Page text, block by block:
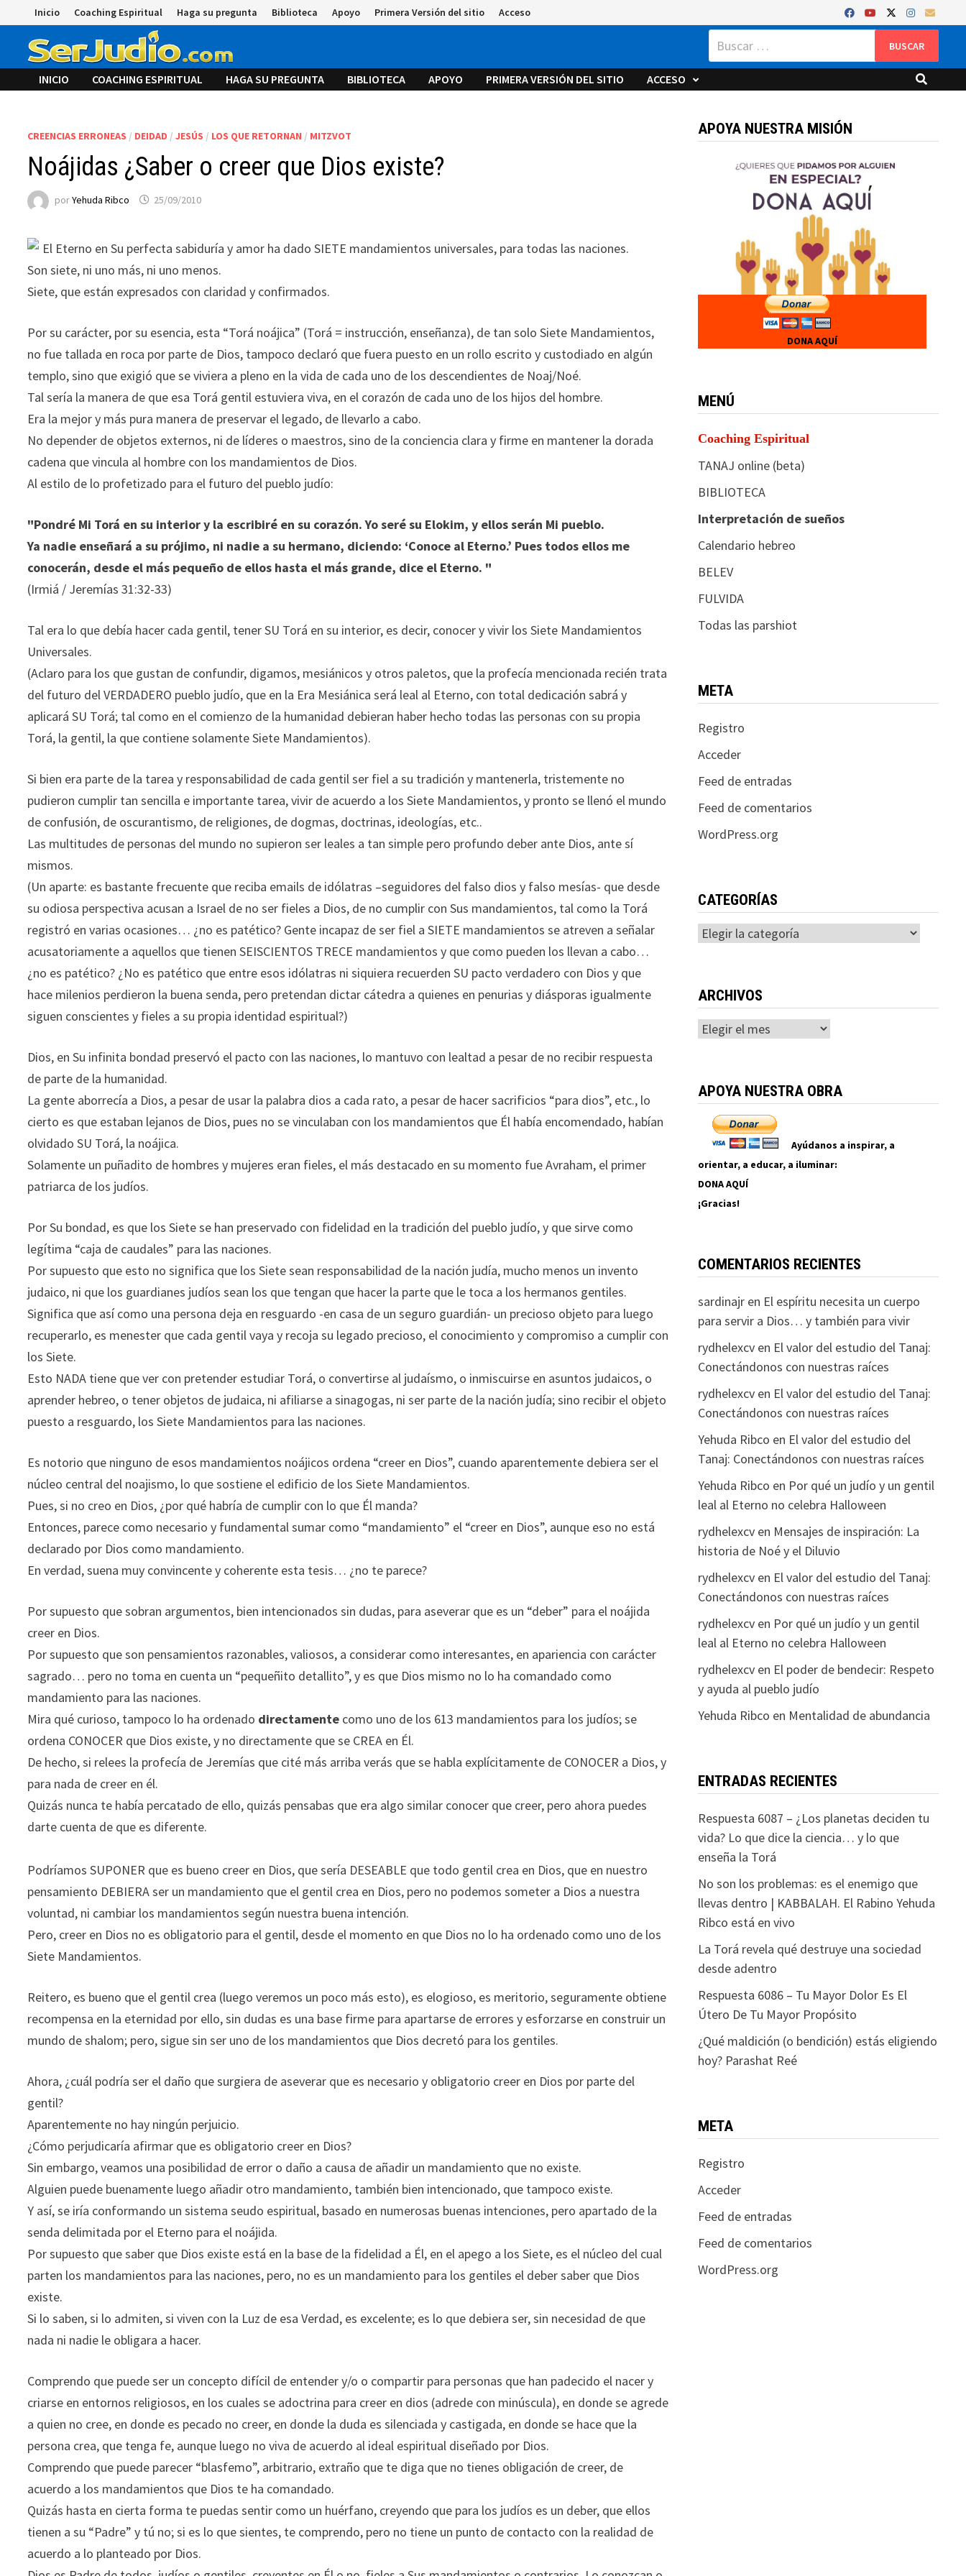
al
contenido
Inicio Coaching Espiritual Haga su pregunta Biblioteca Apoyo Primera Versión del sitio Acceso
Buscar:
INICIO COACHING ESPIRITUAL HAGA SU PREGUNTA BIBLIOTECA APOYO PRIMERA VERSIÓN DEL SITIO ACCESO
CREENCIAS ERRONEAS / DEIDAD /JESÚS / LOS QUE RETORNAN / MITZVOT
Noájidas ¿Saber o creer que Dios existe?
porYehuda Ribco 25/09/2010
El Eterno en Su perfecta sabiduría y amor ha dado SIETE mandamientos universales, para todas las naciones.
Son siete, ni uno más, ni uno menos.
Siete, que están expresados con claridad y confirmados.
Por su carácter, por su esencia, esta “Torá noájica” (Torá = instrucción, enseñanza), de tan solo Siete Mandamientos,
no fue tallada en roca por parte de Dios, tampoco declaró que fuera puesto en un rollo escrito y custodiado en algún
templo, sino que exigió que se viviera a pleno en la vida de cada uno de los descendientes de Noaj/Noé.
Tal sería la manera de que esa Torá gentil estuviera viva, en el corazón de cada uno de los hijos del hombre.
Era la mejor y más pura manera de preservar el legado, de llevarlo a cabo.
No depender de objetos externos, ni de líderes o maestros, sino de la conciencia clara y firme en mantener la dorada
cadena que vincula al hombre con los mandamientos de Dios.
Al estilo de lo profetizado para el futuro del pueblo judío:
"Pondré Mi Torá en su interior y la escribiré en su corazón. Yo seré su Elokim, y ellos serán Mi pueblo.
Ya nadie enseñará a su prójimo, ni nadie a su hermano, diciendo: ‘Conoce al Eterno.’ Pues todos ellos me
conocerán, desde el más pequeño de ellos hasta el más grande, dice el Eterno. "
(Irmiá / Jeremías 31:32-33)
Tal era lo que debía hacer cada gentil, tener SU Torá en su interior, es decir, conocer y vivir los Siete Mandamientos
Universales.
(Aclaro para los que gustan de confundir, digamos, mesiánicos y otros paletos, que la profecía mencionada recién trata
del futuro del VERDADERO pueblo judío, que en la Era Mesiánica será leal al Eterno, con total dedicación sabrá y
aplicará SU Torá; tal como en el comienzo de la humanidad debieran haber hecho todas las personas con su propia
Torá, la gentil, la que contiene solamente Siete Mandamientos).
Si bien era parte de la tarea y responsabilidad de cada gentil ser fiel a su tradición y mantenerla, tristemente no
pudieron cumplir tan sencilla e importante tarea, vivir de acuerdo a los Siete Mandamientos, y pronto se llenó el mundo
de confusión, de oscurantismo, de religiones, de dogmas, doctrinas, ideologías, etc..
Las multitudes de personas del mundo no supieron ser leales a tan simple pero profundo deber ante Dios, ante sí
mismos.
(Un aparte: es bastante frecuente que reciba emails de idólatras –seguidores del falso dios y falso mesías- que desde
su odiosa perspectiva acusan a Israel de no ser fieles a Dios, de no cumplir con Sus mandamientos, tal como la Torá
registró en varias ocasiones… ¿no es patético? Gente incapaz de ser fiel a SIETE mandamientos se atreven a señalar
acusatoriamente a aquellos que tienen SEISCIENTOS TRECE mandamientos y que como pueden los llevan a cabo…
¿no es patético? ¿No es patético que entre esos idólatras ni siquiera recuerden SU pacto verdadero con Dios y que
hace milenios perdieron la buena senda, pero pretendan dictar cátedra a quienes en penurias y diásporas igualmente
siguen conscientes y fieles a su propia identidad espiritual?)
Dios, en Su infinita bondad preservó el pacto con las naciones, lo mantuvo con lealtad a pesar de no recibir respuesta
de parte de la humanidad.
La gente aborrecía a Dios, a pesar de usar la palabra dios a cada rato, a pesar de hacer sacrificios “para dios”, etc., lo
cierto es que estaban lejanos de Dios, pues no se vinculaban con los mandamientos que Él había encomendado, habían
olvidado SU Torá, la noájica.
Solamente un puñadito de hombres y mujeres eran fieles, el más destacado en su momento fue Avraham, el primer
patriarca de los judíos.
Por Su bondad, es que los Siete se han preservado con fidelidad en la tradición del pueblo judío, y que sirve como
legítima “caja de caudales” para las naciones.
Por supuesto que esto no significa que los Siete sean responsabilidad de la nación judía, mucho menos un invento
judaico, ni que los guardianes judíos sean los que tengan que hacer la parte que le toca a los hermanos gentiles.
Significa que así como una persona deja en resguardo -en casa de un seguro guardián- un precioso objeto para luego
recuperarlo, es menester que cada gentil vaya y recoja su legado precioso, el conocimiento y compromiso a cumplir con
los Siete.
Esto NADA tiene que ver con pretender estudiar Torá, o convertirse al judaísmo, o inmiscuirse en asuntos judaicos, o
aprender hebreo, o tener objetos de judaica, ni afiliarse a sinagogas, ni ser parte de la nación judía; sino recibir el objeto
puesto a resguardo, los Siete Mandamientos para las naciones.
Es notorio que ninguno de esos mandamientos noájicos ordena “creer en Dios”, cuando aparentemente debiera ser el
núcleo central del noajismo, lo que sostiene el edificio de los Siete Mandamientos.
Pues, si no creo en Dios, ¿por qué habría de cumplir con lo que Él manda?
Entonces, parece como necesario y fundamental sumar como “mandamiento” el “creer en Dios”, aunque eso no está
declarado por Dios como mandamiento.
En verdad, suena muy convincente y coherente esta tesis… ¿no te parece?
Por supuesto que sobran argumentos, bien intencionados sin dudas, para aseverar que es un “deber” para el noájida
creer en Dios.
Por supuesto que son pensamientos razonables, valiosos, a considerar como interesantes, en apariencia con carácter
sagrado… pero no toma en cuenta un “pequeñito detallito”, y es que Dios mismo no lo ha comandado como
mandamiento para las naciones.
Mira qué curioso, tampoco lo ha ordenado directamente como uno de los 613 mandamientos para los judíos; se
ordena CONOCER que Dios existe, y no directamente que se CREA en Él.
De hecho, si relees la profecía de Jeremías que cité más arriba verás que se habla explícitamente de CONOCER a Dios, y
para nada de creer en él.
Quizás nunca te había percatado de ello, quizás pensabas que era algo similar conocer que creer, pero ahora puedes
darte cuenta de que es diferente.
Podríamos SUPONER que es bueno creer en Dios, que sería DESEABLE que todo gentil crea en Dios, que en nuestro
pensamiento DEBIERA ser un mandamiento que el gentil crea en Dios, pero no podemos someter a Dios a nuestra
voluntad, ni cambiar los mandamientos según nuestra buena intención.
Pero, creer en Dios no es obligatorio para el gentil, desde el momento en que Dios no lo ha ordenado como uno de los
Siete Mandamientos.
Reitero, es bueno que el gentil crea (luego veremos un poco más esto), es elogioso, es meritorio, seguramente obtiene
recompensa en la eternidad por ello, sin dudas es una base firme para apartarse de errores y esforzarse en construir un
mundo de shalom; pero, sigue sin ser uno de los mandamientos que Dios decretó para los gentiles.
Ahora, ¿cuál podría ser el daño que surgiera de aseverar que es necesario y obligatorio creer en Dios por parte del
gentil?
Aparentemente no hay ningún perjuicio.
¿Cómo perjudicaría afirmar que es obligatorio creer en Dios?
Sin embargo, veamos una posibilidad de error o daño a causa de añadir un mandamiento que no existe.
Alguien puede buenamente luego añadir otro mandamiento, también bien intencionado, que tampoco existe.
Y así, se iría conformando un sistema seudo espiritual, basado en numerosas buenas intenciones, pero apartado de la
senda delimitada por el Eterno para el noájida.
Por supuesto que saber que Dios existe está en la base de la fidelidad a Él, en el apego a los Siete, es el núcleo del cual
parten los mandamientos para las naciones, pero, no es un mandamiento para los gentiles el deber saber que Dios
existe.
Si lo saben, si lo admiten, si viven con la Luz de esa Verdad, es excelente; es lo que debiera ser, sin necesidad de que
nada ni nadie le obligara a hacer.
Comprendo que puede ser un concepto difícil de entender y/o o compartir para personas que han padecido el nacer y
criarse en entornos religiosos, en los cuales se adoctrina para creer en dios (adrede con minúscula), en donde se agrede
a quien no cree, en donde es pecado no creer, en donde la duda es silenciada y castigada, en donde se hace que la
persona crea, que tenga fe, aunque luego no viva de acuerdo al ideal espiritual diseñado por Dios.
Comprendo que puede parecer “blasfemo”, arbitrario, extraño que te diga que no tienes obligación de creer, de
acuerdo a los mandamientos que Dios te ha comandado.
Quizás hasta en cierta forma te puedas sentir como un huérfano, creyendo que para los judíos es un deber, que ellos
tienen a su “Padre” y tú no; si es lo que sientes, te comprendo, pero no tiene un punto de contacto con la realidad de
acuerdo a lo planteado por Dios.
APOYA NUESTRA MISIÓN
DONA AQUÍ
MENÚ
Coaching Espiritual
TANAJ online (beta)
BIBLIOTECA
Interpretación de sueños
Calendario hebreo
BELEV
FULVIDA
Todas las parshiot
META
Registro
Acceder
Feed de entradas
Feed de comentarios
WordPress.org
CATEGORÍAS
Categorías
ARCHIVOS
Archivos
APOYA NUESTRA OBRA
Ayúdanos a inspirar, a
orientar, a educar, a iluminar:
DONA AQUÍ
¡Gracias!
COMENTARIOS RECIENTES
sardinajren El espíritu necesita un cuerpo
para servir a Dios… y también para vivir
rydhelexcven El valor del estudio del Tanaj:
Conectándonos con nuestras raíces
rydhelexcven El valor del estudio del Tanaj:
Conectándonos con nuestras raíces
Yehuda Ribco en El valor del estudio del
Tanaj: Conectándonos con nuestras raíces
Yehuda Ribco en Por qué un judío y un gentil
leal al Eterno no celebra Halloween
rydhelexcven Mensajes de inspiración: La
historia de Noé y el Diluvio
rydhelexcven El valor del estudio del Tanaj:
Conectándonos con nuestras raíces
rydhelexcven Por qué un judío y un gentil
leal al Eterno no celebra Halloween
rydhelexcven El poder de bendecir: Respeto
y ayuda al pueblo judío
Yehuda Ribco en Mentalidad de abundancia
ENTRADAS RECIENTES
Respuesta 6087 – ¿Los planetas deciden tu
vida? Lo que dice la ciencia… y lo que
enseña la Torá
No son los problemas: es el enemigo que
llevas dentro | KABBALAH. El Rabino Yehuda
Ribco está en vivo
La Torá revela qué destruye una sociedad
desde adentro
Respuesta 6086 – Tu Mayor Dolor Es El
Útero De Tu Mayor Propósito
¿Qué maldición (o bendición) estás eligiendo
hoy? Parashat Reé
META
Registro
Acceder
Feed de entradas
Feed de comentarios
WordPress.org